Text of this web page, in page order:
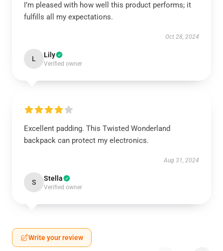
I’m pleased with how well this product performs; it
fulfills all my expectations.
Oct 28, 2024
L Lily
Verified owner
Excellent padding. This Twisted Wonderland
backpack can protect my electronics.
Aug 31, 2024
S Stella
Verified owner
Write your review